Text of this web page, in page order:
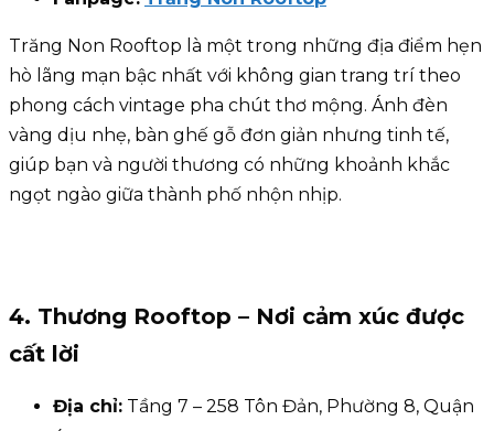
Trăng Non Rooftop là một trong những địa điểm hẹn
hò lãng mạn bậc nhất với không gian trang trí theo
phong cách vintage pha chút thơ mộng. Ánh đèn
vàng dịu nhẹ, bàn ghế gỗ đơn giản nhưng tinh tế,
giúp bạn và người thương có những khoảnh khắc
ngọt ngào giữa thành phố nhộn nhịp.
4. Thương Rooftop – Nơi cảm xúc được
cất lời
Địa chỉ: Tầng 7 – 258 Tôn Đản, Phường 8, Quận